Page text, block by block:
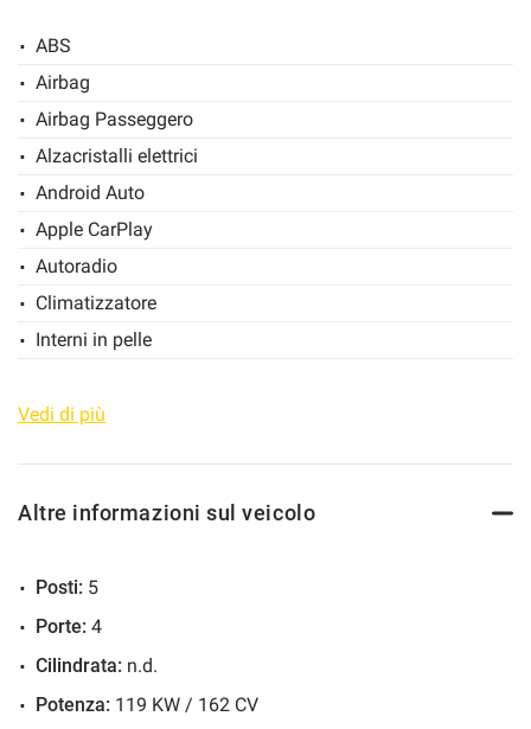
SIAMO CONCESSIONARI UFFICIALI FOTON
ABS
Airbag
Airbag Passeggero
Alzacristalli elettrici
Android Auto
Apple CarPlay
Autoradio
Climatizzatore
Interni in pelle
Sensori di parcheggio anteriori
Start/Stop Automatico
Touch screen
Trazione integrale
USB
Vivavoce
Vedi di più
Altre informazioni sul veicolo
Posti: 5
Porte: 4
Cilindrata: n.d.
Potenza: 119 KW / 162 CV
Leggi
la
cookie
policy
Salva
le
impostazioni